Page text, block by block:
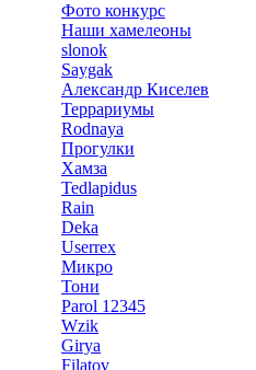
Фото конкурс
Наши хамелеоны
slonok
Saygak
Александр Киселев
Террариумы
Rodnaya
Прогулки
Хамза
Tedlapidus
Rain
Deka
Userrex
Микро
Тони
Parol 12345
Wzik
Girya
Filatov